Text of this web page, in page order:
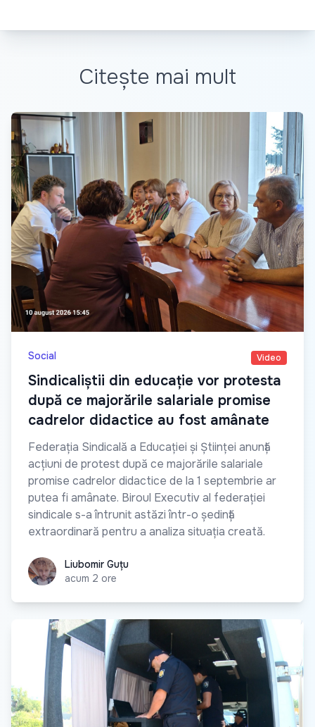
Citește mai mult
Social Video
Sindicaliștii din educație vor protesta
după ce majorările salariale promise
cadrelor didactice au fost amânate
Federația Sindicală a Educației și Științei anunță
acțiuni de protest după ce majorările salariale
promise cadrelor didactice de la 1 septembrie ar
putea fi amânate. Biroul Executiv al federației
sindicale s-a întrunit astăzi într-o ședință
extraordinară pentru a analiza situația creată.
Liubomir Guțu
Liubomir Guțu
acum 2 ore